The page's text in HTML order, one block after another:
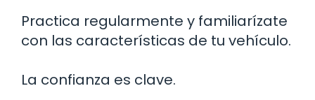
Practica regularmente y familiarízate
con las características de tu vehículo.
La confianza es clave.